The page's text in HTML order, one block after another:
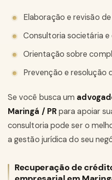
Elaboração e revisão
Consultoria societária
Orientação sobre
Prevenção e resolução
Se você busca um
Maringá / PRpara apoiar
consultoria pode ser o
a gestão jurídica do seu
Recuperação de